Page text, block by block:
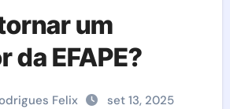
um
da EFAPE?
Felix set 13, 2025